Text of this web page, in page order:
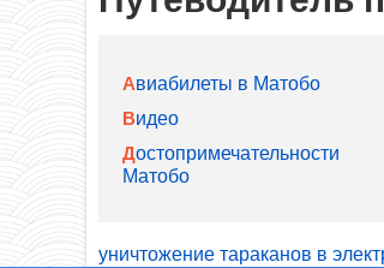
Авиабилеты в Матобо
Видео
Достопримечательности
Матобо
уничтожение тараканов в